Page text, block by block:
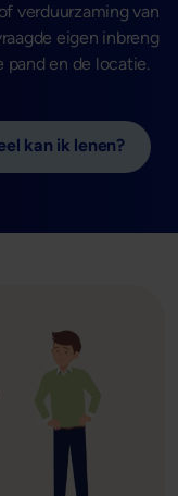
verduurzaming van
eigen inbreng
pand en de locatie.
kan ik lenen?